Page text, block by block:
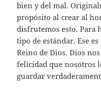
bien y del mal.
propósito al crear al
disfrutemos esto. Para
tipo de estándar. Ese
Reino de Dios. Dios
felicidad que nosotros
guardar